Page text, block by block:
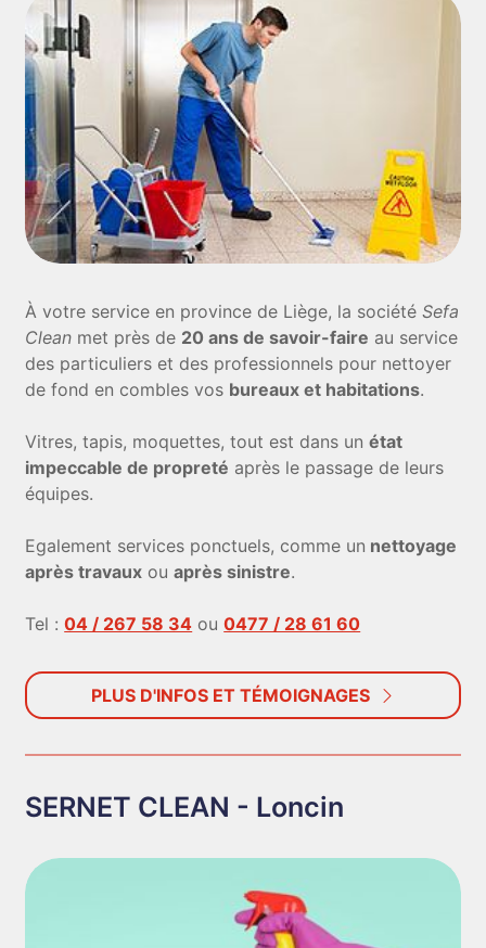
À votre service en province de Liège, la sociétéSefa
Clean met près de 20 ans de savoir-faire au service
des particuliers et des professionnels pour nettoyer
de fond en combles vos bureaux et habitations.
Vitres, tapis, moquettes, tout est dans unétat
impeccable de propreté après le passage de leurs
équipes.
Egalement services ponctuels, comme un nettoyage
après travaux ouaprès sinistre.
Tel :04 / 267 58 34 ou0477 / 28 61 60
PLUS D'INFOS ET TÉMOIGNAGES
SERNET CLEAN - Loncin